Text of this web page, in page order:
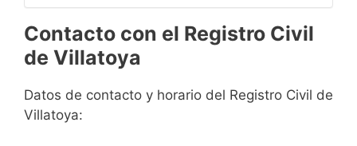
Contacto con el Registro Civil
de Villatoya
Datos de contacto y horario del Registro Civil de
Villatoya: